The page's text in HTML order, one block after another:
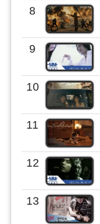
8
9
10
11
12
13